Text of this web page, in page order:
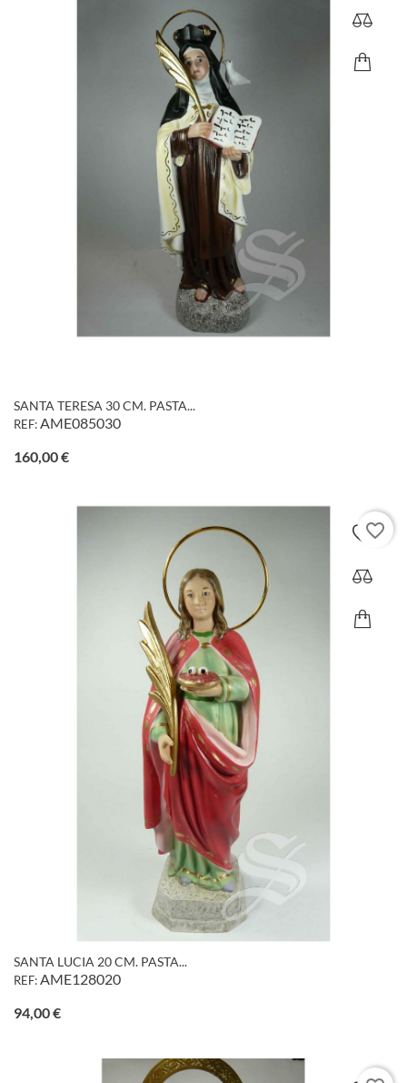
SANTA TERESA 30 CM. PASTA...
REF: AME085030
160,00 €Precio
SANTA LUCIA 20 CM. PASTA...
REF:AME128020
94,00 €Precio
favorite_border